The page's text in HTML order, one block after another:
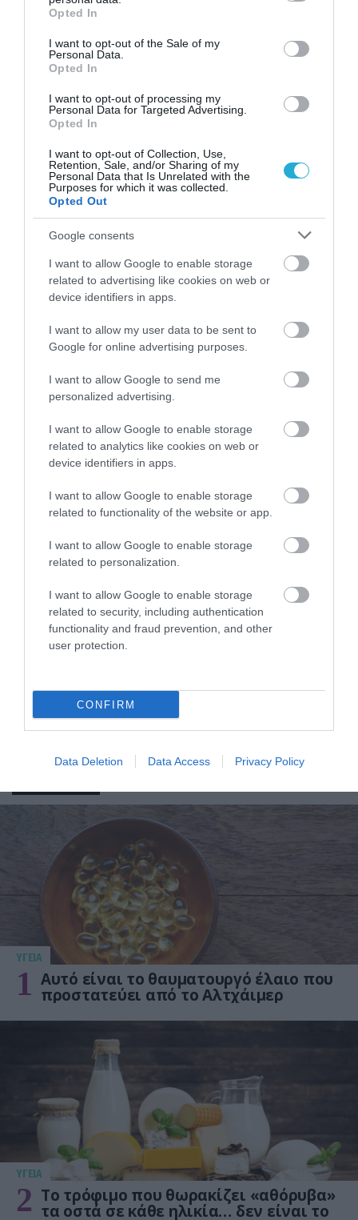
grant or deny consent to Google and its third-party tags to
use your data for below specified purposes in below Google
consent section.
Opted In
I want to opt-out of the Sale of my
Personal Data.
Opted In
I want to opt-out of processing my
Personal Data for Targeted Advertising.
Opted In
I want to opt-out of Collection, Use,
Retention, Sale, and/or Sharing of my
Personal Data that Is Unrelated with the
Purposes for which it was collected.
Opted Out
Google consents
I want to allow Google to enable storage
related to advertising like cookies on web or
device identifiers in apps.
I want to allow my user data to be sent to
Google for online advertising purposes.
I want to allow Google to send me
personalized advertising.
I want to allow Google to enable storage
related to analytics like cookies on web or
device identifiers in apps.
I want to allow Google to enable storage
related to functionality of the website or app.
I want to allow Google to enable storage
related to personalization.
I want to allow Google to enable storage
related to security, including authentication
functionality and fraud prevention, and other
user protection.
CONFIRM
Data Deletion Data Access Privacy Policy
καρδιοπάθεια
31.07.2026 03:06
Ιατρικά μυστήρια που έμειναν ανεξήγητα
για δεκαετίες
Το πιο επικίνδυνο δωμάτιο του σπιτιού –
Εκεί που κρύβεται ο μεγαλύτερος κίνδυνος
30.07.2026 15:11
εξάντληση που μπορεί να κρύβει ένα
αυτοάνοσο νόσημα
ΥΓΕΙΑ
1 Αυτό είναι το θαυματουργό έλαιο που
προστατεύει από το Αλτχάιμερ
ΥΓΕΙΑ
2 Το τρόφιμο που θωρακίζει «αθόρυβα»
τα οστά σε κάθε ηλικία… δεν είναι το